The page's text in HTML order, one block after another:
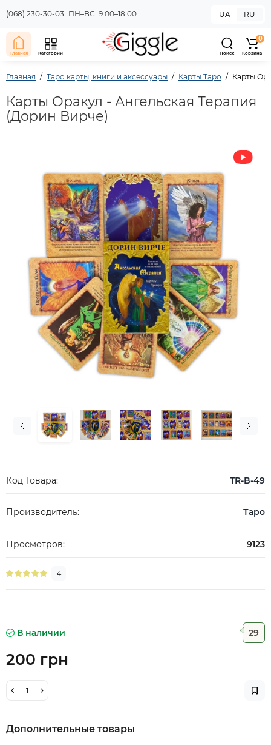
(068) 230-30-03 ПН–ВС: 9:00–18:00 UA RU
Главная Категории Поиск
0
Корзина
Главная Таро карты, книги и аксессуары Карты Таро Карты
Карты Оракул - Ангельская Терапия
(Дорин Вирче)
Код Товара: TR-B-49
Производитель: Таро
Просмотров: 9123
4
В наличии 29
200 грн
Дополнительные товары